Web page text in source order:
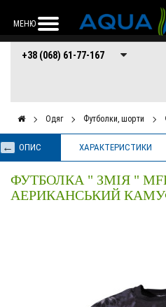
МЕНЮ
+38 (068) 61-77-
167
+38
+38 (068) 61-77-167
Одяг Футболки, шорти
ОПИС ХАРАКТЕРИСТИКИ
ФУТБОЛКА " ЗМІЯ "
АЕРИКАНСЬКИЙ